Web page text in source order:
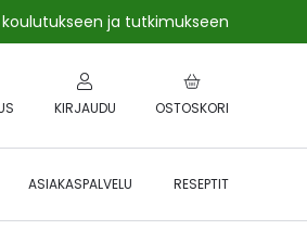
ja tutkimukseen
OSTOSKORI
KIRJAUDU
ASIAKASPALVELU RESEPTIT